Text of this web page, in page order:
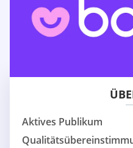
Aktives Publikum